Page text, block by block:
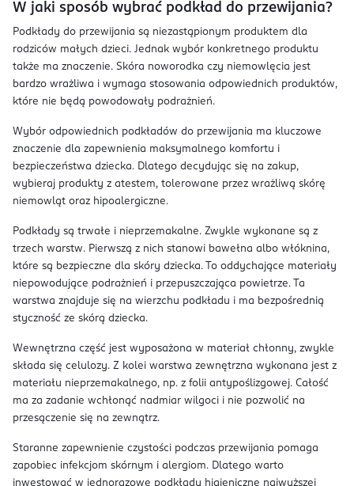
W jaki sposób wybrać podkład do przewijania?
Podkłady do przewijania są niezastąpionym produktem dla
rodziców małych dzieci. Jednak wybór konkretnego produktu
także ma znaczenie. Skóra noworodka czy niemowlęcia jest
bardzo wrażliwa i wymaga stosowania odpowiednich produktów,
które nie będą powodowały podrażnień.
Wybór odpowiednich podkładów do przewijania ma kluczowe
znaczenie dla zapewnienia maksymalnego komfortu i
bezpieczeństwa dziecka. Dlatego decydując się na zakup,
wybieraj produkty z atestem, tolerowane przez wrażliwą skórę
niemowląt oraz hipoalergiczne.
Podkłady są trwałe i nieprzemakalne. Zwykle wykonane są z
trzech warstw. Pierwszą z nich stanowi bawełna albo włóknina,
które są bezpieczne dla skóry dziecka. To oddychające materiały
niepowodujące podrażnień i przepuszczająca powietrze. Ta
warstwa znajduje się na wierzchu podkładu i ma bezpośrednią
styczność ze skórą dziecka.
Wewnętrzna część jest wyposażona w materiał chłonny, zwykle
składa się celulozy. Z kolei warstwa zewnętrzna wykonana jest z
materiału nieprzemakalnego, np. z folii antypoślizgowej. Całość
ma za zadanie wchłonąć nadmiar wilgoci i nie pozwolić na
przesączenie się na zewnątrz.
Staranne zapewnienie czystości podczas przewijania pomaga
zapobiec infekcjom skórnym i alergiom. Dlatego warto
inwestować w jednorazowe podkłady higieniczne najwyższej